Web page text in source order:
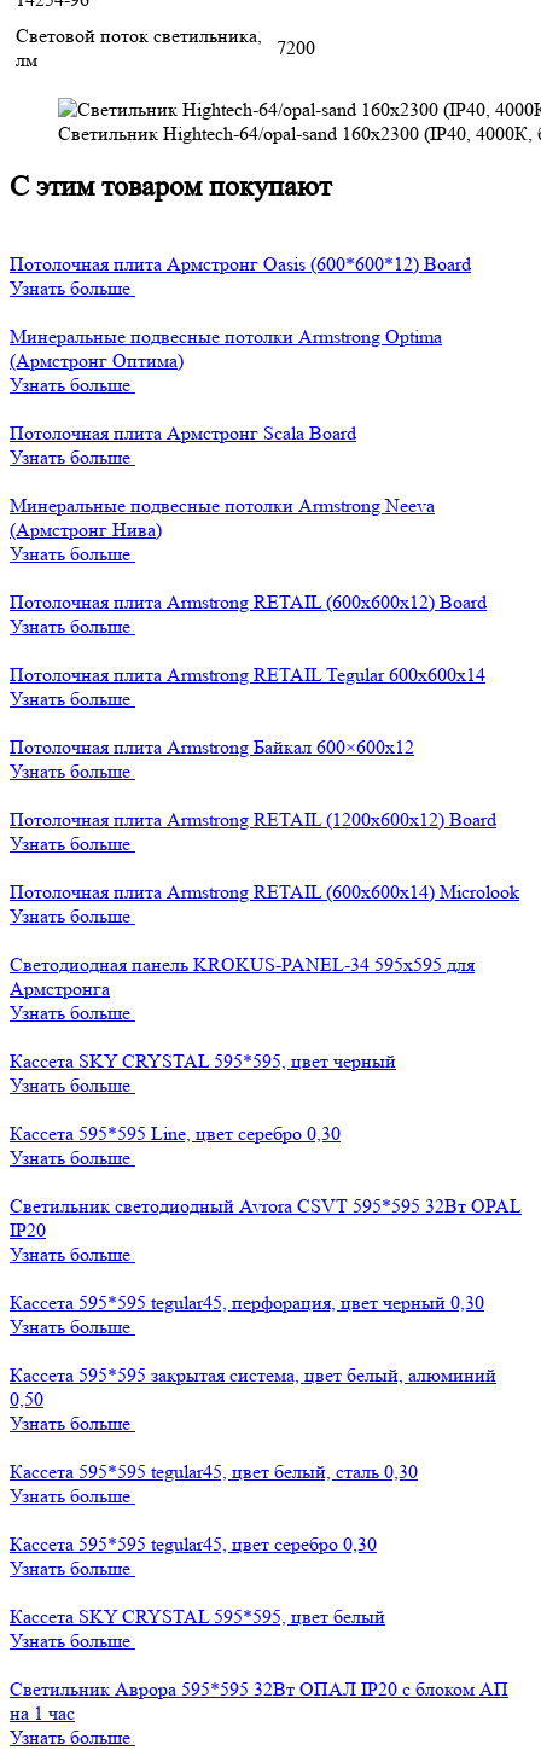
Световой поток светильника,
лм
7200
Светильник Hightech-64/opal-sand 160х2300 (IP40, 4000К,
С этим товаром покупают
Потолочная плита Армстронг Oasis (600*600*12) Board
Узнать больше
Минеральные подвесные потолки Armstrong Optima
(Армстронг Оптима)
Узнать больше
Потолочная плита Армстронг Scala Board
Узнать больше
Минеральные подвесные потолки Armstrong Neeva
(Армстронг Нива)
Узнать больше
Потолочная плита Armstrong RETAIL (600x600x12) Board
Узнать больше
Потолочная плита Armstrong RETAIL Tegular 600x600x14
Узнать больше
Потолочная плита Armstrong Байкал 600×600х12
Узнать больше
Потолочная плита Armstrong RETAIL (1200x600x12) Board
Узнать больше
Потолочная плита Armstrong RETAIL (600x600x14) Microlook
Узнать больше
Светодиодная панель KROKUS-PANEL-34 595х595 для
Армстронга
Узнать больше
Кассета SKY CRYSTAL 595*595, цвет черный
Узнать больше
Кассета 595*595 Line, цвет серебро 0,30
Узнать больше
Светильник светодиодный Avrora CSVT 595*595 32Вт OPAL
IP20
Узнать больше
Кассета 595*595 tegular45, перфорация, цвет черный 0,30
Узнать больше
Кассета 595*595 закрытая система, цвет белый, алюминий
0,50
Узнать больше
Кассета 595*595 tegular45, цвет белый, сталь 0,30
Узнать больше
Кассета 595*595 tegular45, цвет серебро 0,30
Узнать больше
Кассета SKY CRYSTAL 595*595, цвет белый
Узнать больше
Светильник Аврора 595*595 32Вт ОПАЛ IP20 с блоком АП
на 1 час
Узнать больше